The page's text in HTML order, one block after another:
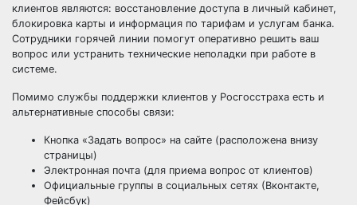
клиентов являются: восстановление доступа в личный кабинет,
блокировка карты и информация по тарифам и услугам банка.
Сотрудники горячей линии помогут оперативно решить ваш
вопрос или устранить технические неполадки при работе в
системе.
Помимо службы поддержки клиентов у Росгосстраха есть и
альтернативные способы связи:
Кнопка «Задать вопрос» на сайте (расположена внизу
страницы)
Электронная почта (для приема вопрос от клиентов)
Официальные группы в социальных сетях (Вконтакте,
Фейсбук)